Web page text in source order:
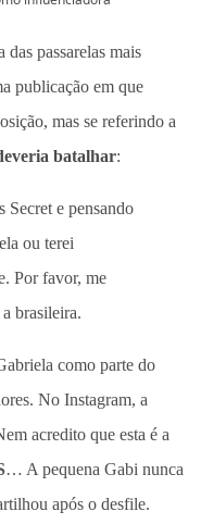
passarelas mais
publicação em que
mas se referindo a
batalhar:
Secret e pensando
ou terei
Por favor, me
brasileira.
como parte do
No Instagram, a
acredito que esta é a
… A pequena Gabi nunca
após o desfile.